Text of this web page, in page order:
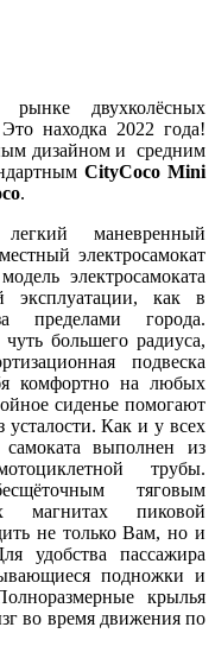
двухколёсных
находка 2022 года!
дизайном и средним
CityCoco Mini
.
маневренный
электросамокат
электросамоката
эксплуатации, как в
пределами города.
большего радиуса,
подвеска
комфортно на любых
сиденье помогают
усталости. Как и у всех
самоката выполнен из
трубы.
тяговым
магнитах пиковой
не только Вам, но и
удобства пассажира
подножки и
крылья
во время движения по